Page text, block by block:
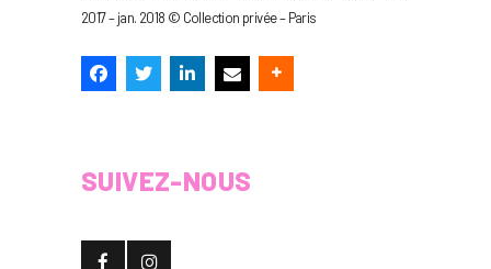
2017 – jan. 2018 © Collection privée – Paris
SUIVEZ-NOUS